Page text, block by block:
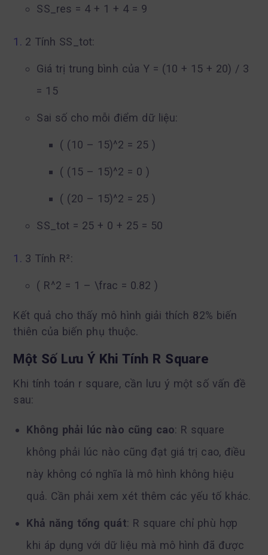
SS_res = 4 + 1 + 4 = 9
2 Tính SS_tot:
Giá trị trung bình của Y = (10 + 15 + 20) / 3
= 15
Sai số cho mỗi điểm dữ liệu:
( (10 – 15)^2 = 25 )
( (15 – 15)^2 = 0 )
( (20 – 15)^2 = 25 )
SS_tot = 25 + 0 + 25 = 50
3 Tính R²:
( R^2 = 1 – \frac = 0.82 )
Kết quả cho thấy mô hình giải thích 82% biến
thiên của biến phụ thuộc.
Một Số Lưu Ý Khi Tính R Square
Khi tính toán r square, cần lưu ý một số vấn đề
sau:
Không phải lúc nào cũng cao: R square
không phải lúc nào cũng đạt giá trị cao, điều
này không có nghĩa là mô hình không hiệu
quả. Cần phải xem xét thêm các yếu tố khác.
Khả năng tổng quát: R square chỉ phù hợp
khi áp dụng với dữ liệu mà mô hình đã được